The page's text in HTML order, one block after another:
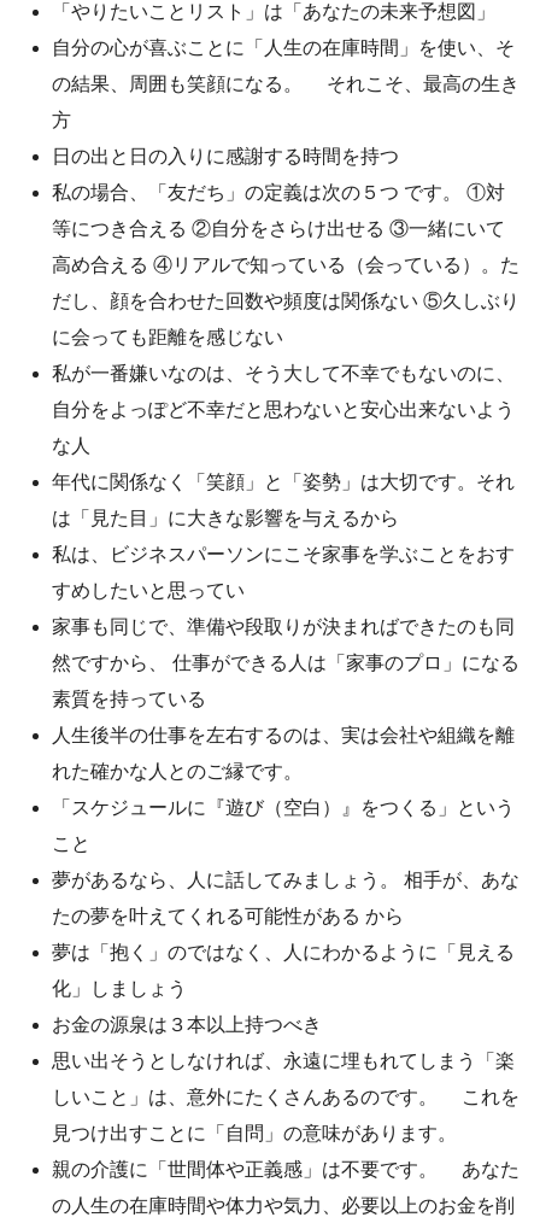
「やりたいことリスト」は「あなたの未来予想図」
自分の心が喜ぶことに「人生の在庫時間」を使い、そ
の結果、周囲も笑顔になる。 それこそ、最高の生き
方
日の出と日の入りに感謝する時間を持つ
私の場合、「友だち」の定義は次の５つ です。 ①対
等につき合える ②自分をさらけ出せる ③一緒にいて
高め合える ④リアルで知っている（会っている）。た
だし、顔を合わせた回数や頻度は関係ない ⑤久しぶり
に会っても距離を感じない
私が一番嫌いなのは、そう大して不幸でもないのに、
自分をよっぽど不幸だと思わないと安心出来ないよう
な人
年代に関係なく「笑顔」と「姿勢」は大切です。それ
は「見た目」に大きな影響を与えるから
私は、ビジネスパーソンにこそ家事を学ぶことをおす
すめしたいと思ってい
家事も同じで、準備や段取りが決まればできたのも同
然ですから、 仕事ができる人は「家事のプロ」になる
素質を持っている
人生後半の仕事を左右するのは、実は会社や組織を離
れた確かな人とのご縁です。
「スケジュールに『遊び（空白）』をつくる」という
こと
夢があるなら、人に話してみましょう。 相手が、あな
たの夢を叶えてくれる可能性がある から
夢は「抱く」のではなく、人にわかるように「見える
化」しましょう
お金の源泉は３本以上持つべき
思い出そうとしなければ、永遠に埋もれてしまう「楽
しいこと」は、意外にたくさんあるのです。 これを
見つけ出すことに「自問」の意味があります。
親の介護に「世間体や正義感」は不要です。 あなた
の人生の在庫時間や体力や気力、必要以上のお金を削